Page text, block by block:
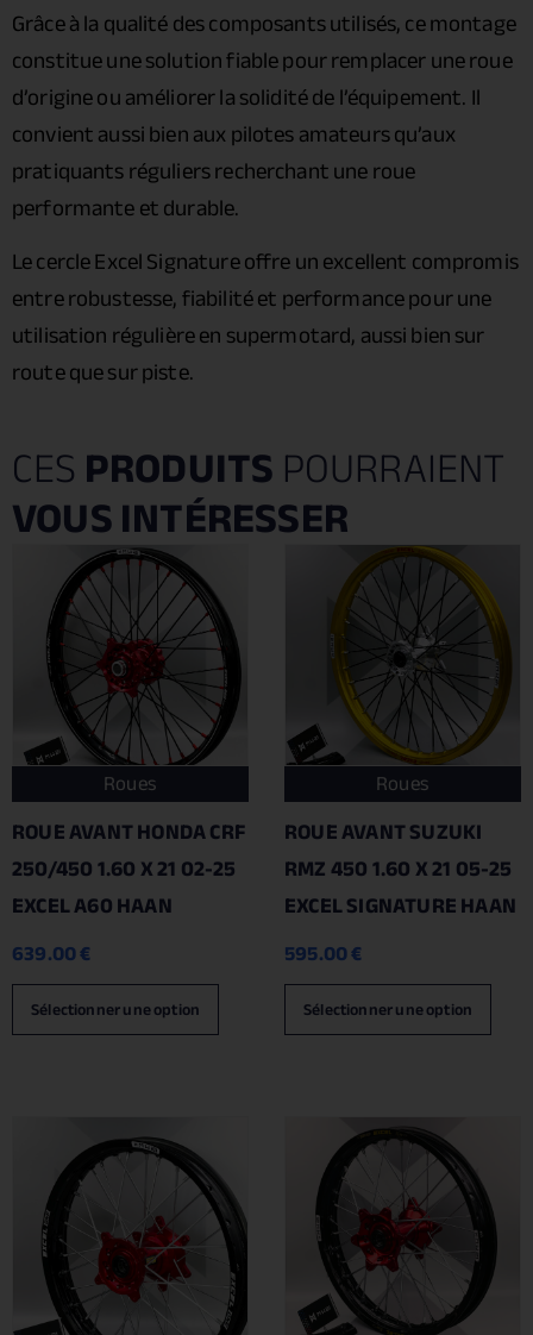
Grâce à la qualité des composants utilisés, ce montage
constitue une solution fiable pour remplacer une roue
d’origine ou améliorer la solidité de l’équipement. Il
convient aussi bien aux pilotes amateurs qu’aux
pratiquants réguliers recherchant une roue
performante et durable.
Le cercle Excel Signature offre un excellent compromis
entre robustesse, fiabilité et performance pour une
utilisation régulière en supermotard, aussi bien sur
route que sur piste.
CESPRODUITSPOURRAIENT
VOUS INTÉRESSER
Roues
ROUE AVANT HONDA CRF
250/450 1.60 X 21 02-25
EXCEL A60 HAAN
639.00€
Sélectionner une option
Roues
ROUE AVANT SUZUKI
RMZ 450 1.60 X 21 05-25
EXCEL SIGNATURE HAAN
595.00€
Sélectionner une option